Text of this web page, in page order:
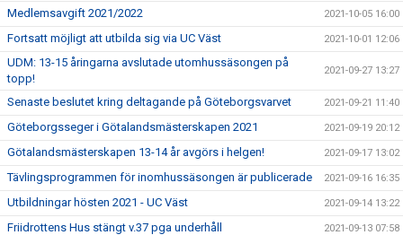
Medlemsavgift 2021/2022 2021-10-05 16:00
Fortsatt möjligt att utbilda sig via UC Väst 2021-10-01 12:06
UDM: 13-15 åringarna avslutade utomhussäsongen på
topp!
2021-09-27 13:27
Senaste beslutet kring deltagande på Göteborgsvarvet 2021-09-21 11:40
Göteborgsseger i Götalandsmästerskapen 2021 2021-09-19 20:12
Götalandsmästerskapen 13-14 år avgörs i helgen! 2021-09-17 13:02
Tävlingsprogrammen för inomhussäsongen är publicerade 2021-09-16 16:35
Utbildningar hösten 2021 - UC Väst 2021-09-14 13:22
Friidrottens Hus stängt v.37 pga underhåll 2021-09-13 07:58